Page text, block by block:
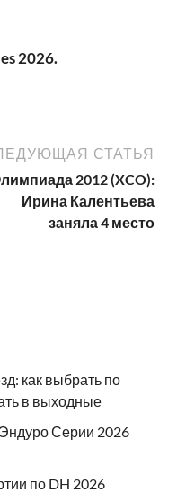
2026.
СТАТЬЯ
2012 (XCO):
Ирина Калентьева
заняла 4 место
как выбрать по
в выходные
Серии 2026
по DH 2026